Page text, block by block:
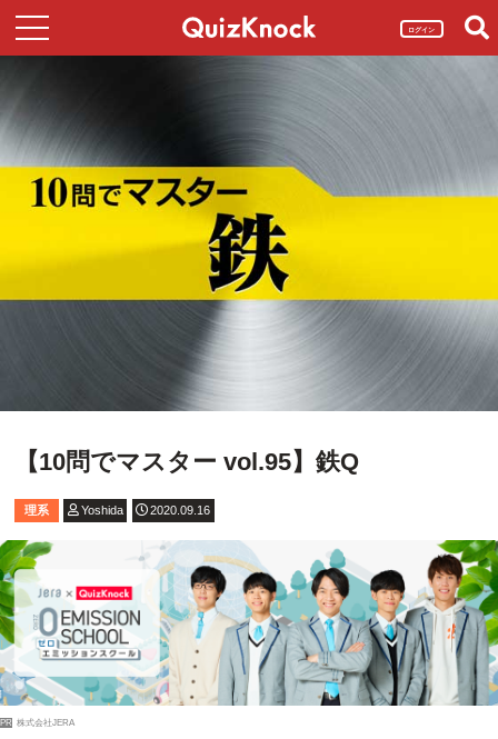
ログイン
【10問でマスター vol.95】鉄Q
理系 Yoshida 2020.09.16
PR 株式会社JERA